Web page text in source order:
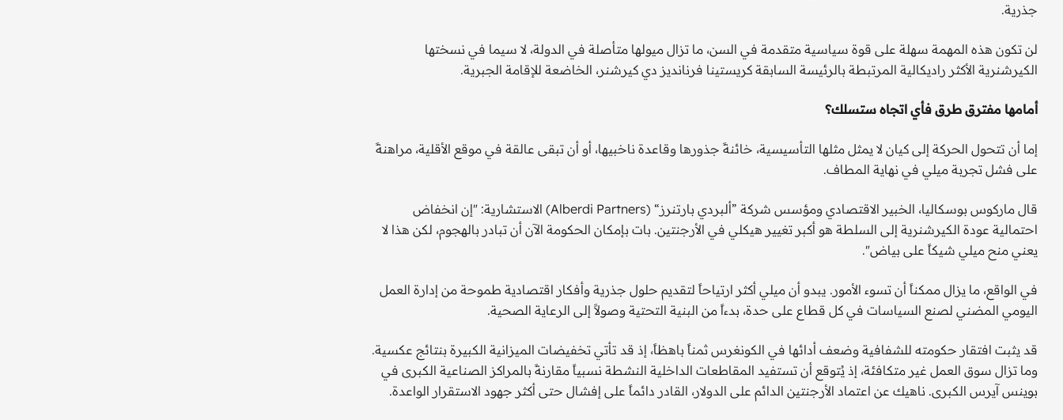
جذرية.
لن تكون هذه المهمة سهلة على قوة سياسية متقدمة في السن، ما تزال ميولها متأصلة في الدولة، لا سيما في نسختها
الكيرشنرية الأكثر راديكالية المرتبطة بالرئيسة السابقة كريستينا فرنانديز دي كيرشنر، الخاضعة للإقامة الجبرية.
أمامها مفترق طرق فأي اتجاه ستسلك؟
إما أن تتحول الحركة إلى كيان لا يمثل مثلها التأسيسية، خائنةً جذورها وقاعدة ناخبيها، أو أن تبقى عالقة في موقع الأقلية، مراهنةً
على فشل تجربة ميلي في نهاية المطاف.
قال ماركوس بوسكاليا، الخبير الاقتصادي ومؤسس شركة ”ألبردي بارتنرز“ (Alberdi Partners) الاستشارية: "إن انخفاض
احتمالية عودة الكيرشنرية إلى السلطة هو أكبر تغيير هيكلي في الأرجنتين. بات بإمكان الحكومة الآن أن تبادر بالهجوم، لكن هذا لا
يعني منح ميلي شيكاً على بياض".
في الواقع، ما يزال ممكناً أن تسوء الأمور. يبدو أن ميلي أكثر ارتياحاً لتقديم حلول جذرية وأفكار اقتصادية طموحة من إدارة العمل
اليومي المضني لصنع السياسات في كل قطاع على حدة، بدءاً من البنية التحتية وصولاً إلى الرعاية الصحية.
قد يثبت افتقار حكومته للشفافية وضعف أدائها في الكونغرس ثمناً باهظاً، إذ قد تأتي تخفيضات الميزانية الكبيرة بنتائج عكسية.
وما تزال سوق العمل غير متكافئة، إذ يُتوقع أن تستفيد المقاطعات الداخلية النشطة نسبياً مقارنةً بالمراكز الصناعية الكبرى في
بوينس آيرس الكبرى. ناهيك عن اعتماد الأرجنتين الدائم على الدولار، القادر دائماً على إفشال حتى أكثر جهود الاستقرار الواعدة.